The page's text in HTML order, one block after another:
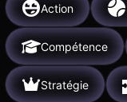
Action
Compétence
Stratégie